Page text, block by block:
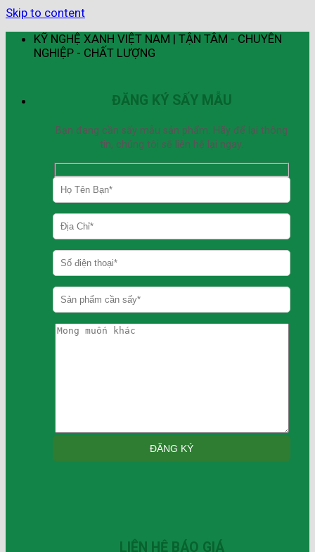
Skip to content
KỸ NGHỆ XANH VIỆT NAM | TẬN TÂM - CHUYÊN
NGHIỆP - CHẤT LƯỢNG
ĐĂNG KÝ SẤY MẪU
Bạn đang cần sấy mẫu sản phẩm. Hãy để lại thông
tin, chúng tôi sẽ liên hệ lại ngay.
LIÊN HỆ BÁO GIÁ